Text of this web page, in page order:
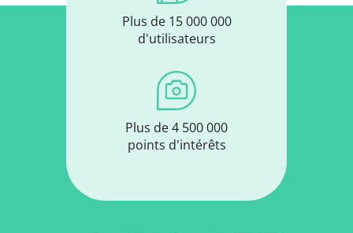
Plus de 15 000 000
d'utilisateurs
Plus de 4 500 000
points d'intérêts